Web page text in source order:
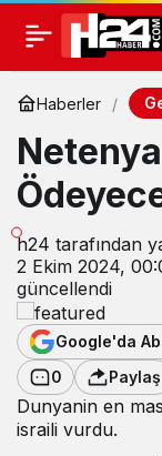
Haberler
h24 tarafından
2 Ekim 2024,
güncellendi
Google'da
0
Paylaş
Dunyanin en
israili vurdu.